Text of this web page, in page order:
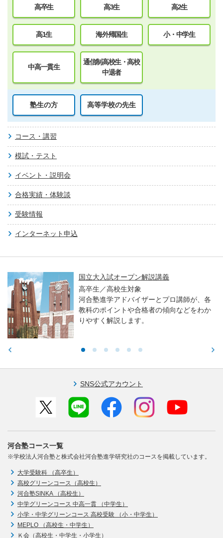
高卒生 高3生 高2生
高1生 海外帰国生 小・中学生
中高一貫生
通信制高校生・高校
中退者
塾生の方 高等学校の先生
コース・講習
模試・テスト
イベント・説明会
合格実績・体験談
受験情報
インターネット申込
国立大入試オープン解説講義
高卒生／高校生対象
河合塾進学アドバイザーとプロ講師が、各
教科のポイントや合格者の傾向などをわか
りやすく解説します。
SNS公式アカウント
河合塾コース一覧
※学校法人河合塾と株式会社河合塾進学研究社のコースを掲載しています。
大学受験科 （高卒生）
高校グリーンコース（高校生）
河合塾SINKA （高校生）
中学グリーンコース 中高一貫 （中学生）
小学・中学グリーンコース 高校受験 （小・中学生）
MEPLO （高校生・中学生）
Ｋ会（高校生・中学生・小学生）